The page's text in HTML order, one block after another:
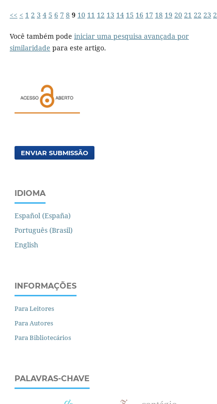
<< < 1 2 3 4 5 6 7 8 9 10 11 12 13 14 15 16 17 18 19 20 21 22 23
Você também pode iniciar uma pesquisa avançada por
similaridade para este artigo.
ENVIAR SUBMISSÃO
IDIOMA
Español (España)
Português (Brasil)
English
INFORMAÇÕES
Para Leitores
Para Autores
Para Bibliotecários
PALAVRAS-CHAVE